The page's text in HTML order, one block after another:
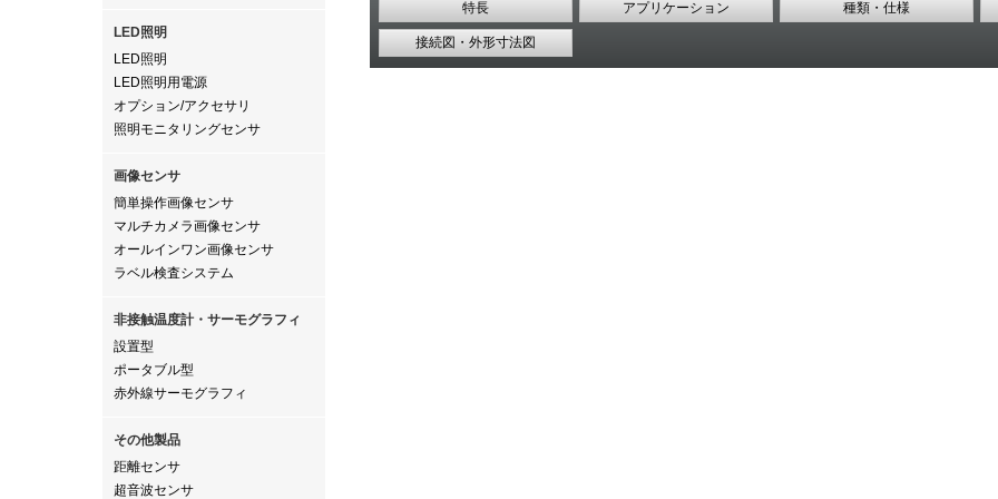
LED照明
LED照明
LED照明用電源
オプション/アクセサリ
照明モニタリングセンサ
画像センサ
簡単操作画像センサ
マルチカメラ画像センサ
オールインワン画像センサ
ラベル検査システム
非接触温度計・サーモグラフィ
設置型
ポータブル型
赤外線サーモグラフィ
その他製品
距離センサ
超音波センサ
特長 アプリケーション 種類・仕様
接続図・外形寸法図